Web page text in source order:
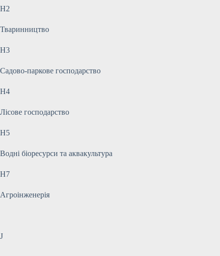
H2
Тваринництво
H3
Садово-паркове господарство
H4
Лісове господарство
H5
Водні біоресурси та аквакультура
H7
Агроінженерія
J